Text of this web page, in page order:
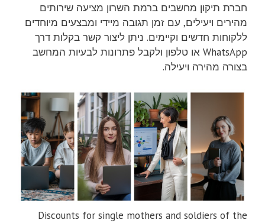
חברת תיקון מחשבים ברמת השרון מציעה שירותים
מהירים ויעילים, עם זמן תגובה מיידי ומבצעים מיוחדים
ללקוחות חדשים וקיימים. ניתן ליצור קשר בקלות דרך
WhatsApp או טלפון ולקבל פתרונות לבעיות המחשב
בצורה מהירה ויעילה.
Discounts for single mothers and soldiers of the